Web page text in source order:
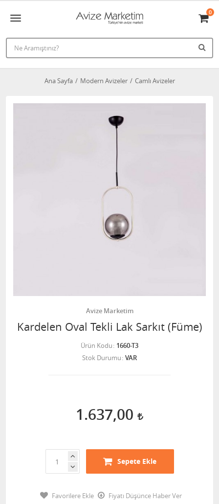
0
Ana Sayfa Modern Avizeler Camlı Avizeler
Avize Marketim
Kardelen Oval Tekli Lak Sarkıt (Füme)
Ürün Kodu 1660-T3
Stok Durumu VAR
1.637,00
Sepete Ekle
Favorilere Ekle
Fiyatı Düşünce Haber Ver